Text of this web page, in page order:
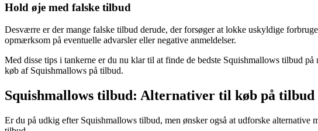
Hold øje med falske tilbud
Desværre er der mange falske tilbud derude, der forsøger at lokke uskyldige
opmærksom på eventuelle advarsler eller negative anmeldelser.
Med disse tips i tankerne er du nu klar til at finde de bedste Squishmallows tilbud
køb af Squishmallows på tilbud.
Squishmallows tilbud: Alternativer til køb på tilbud
Er du på udkig efter Squishmallows tilbud, men ønsker også at udforske